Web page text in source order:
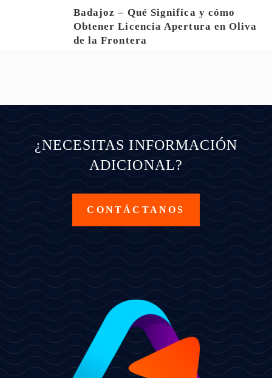
Badajoz – Qué Significa y cómo
Obtener Licencia Apertura en Oliva
de la Frontera
¿NECESITAS INFORMACIÓN
ADICIONAL?
CONTÁCTANOS